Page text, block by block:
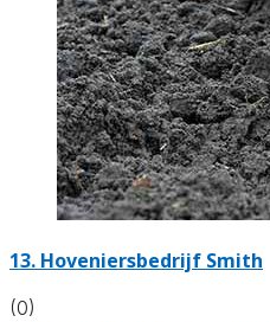
13. Hoveniersbedrijf Smith
(0)